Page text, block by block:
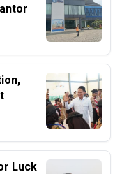
Luck